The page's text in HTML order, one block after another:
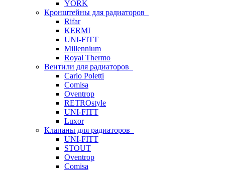
YORK
Кронштейны для радиаторов
Rifar
KERMI
UNI-FITT
Millennium
Royal Thermo
Вентили для радиаторов
Carlo Poletti
Comisa
Oventrop
RETROstyle
UNI-FITT
Luxor
Клапаны для радиаторов
UNI-FITT
STOUT
Oventrop
Comisa